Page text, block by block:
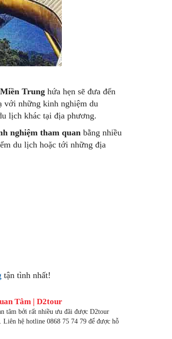
Trunghứa hẹn sẽ đưa đến
với những kinh nghiệm du
lịch khác tại địa phương.
nghiệm tham quanbằng nhiều
du lịch hoặc tới những địa
tận tình nhất!
Tâm | D2tour
tâm bởi rất nhiều ưu đãi được D2tour
Liên hệ hotline 0868 75 74 79 để được hỗ